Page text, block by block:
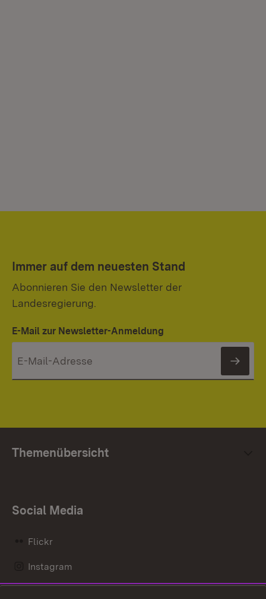
Immer auf dem neuesten Stand
Abonnieren Sie den Newsletter der
Landesregierung.
E-Mail zur Newsletter-Anmeldung
Themenübersicht
Social Media
Flickr
Instagram